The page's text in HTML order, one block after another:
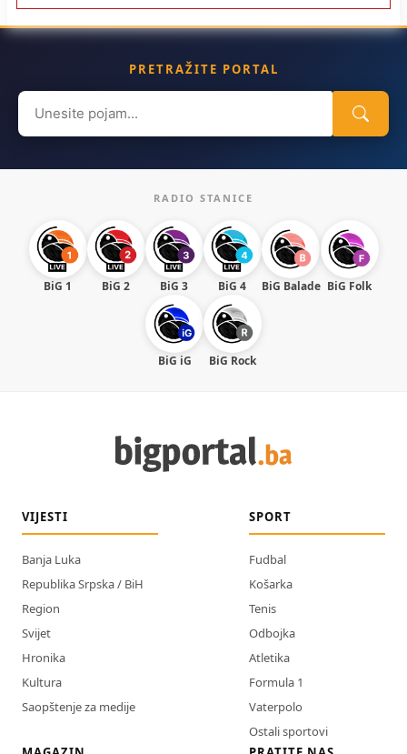
PRETRAŽITE PORTAL
Search
for:
RADIO STANICE
BiG 1 BiG 2 BiG 3 BiG 4 BiG Balade BiG Folk
BiG iG BiG Rock
VIJESTI
Banja Luka
Republika Srpska / BiH
Region
Svijet
Hronika
Kultura
Saopštenje za medije
SPORT
Fudbal
Košarka
Tenis
Odbojka
Atletika
Formula 1
Vaterpolo
Ostali sportovi